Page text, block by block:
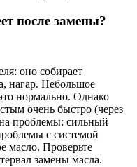
после замены?
оно собирает
нагар. Небольшое
нормально. Однако
очень быстро (через
проблемы: сильный
с системой
масло. Проверьте
замены масла.